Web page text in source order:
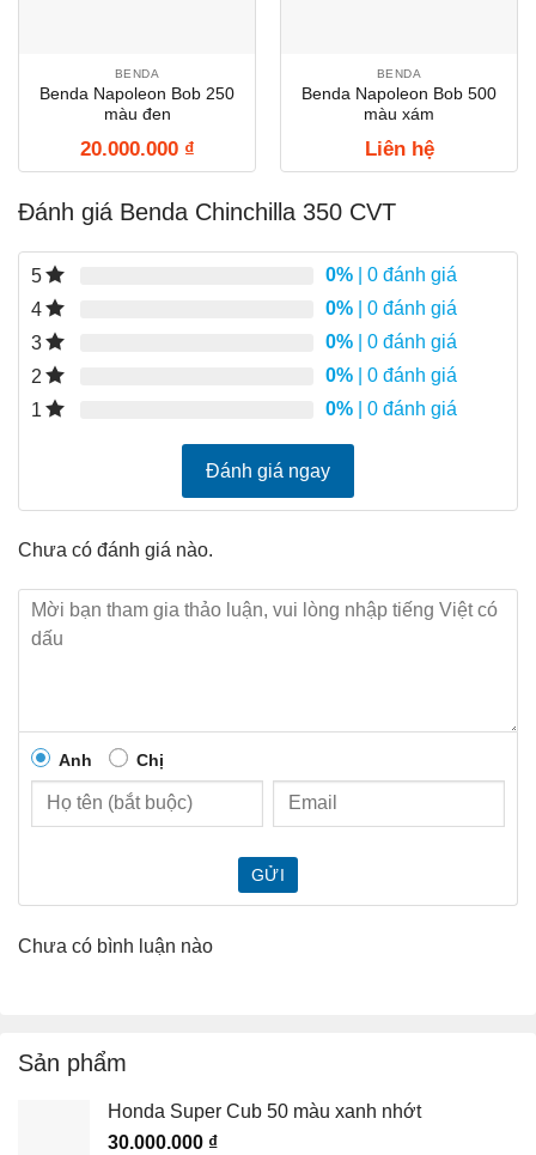
BENDA
Benda Napoleon Bob 250
màu đen
20.000.000 ₫
BENDA
Benda Napoleon Bob 500
màu xám
Liên hệ
Đánh giá Benda Chinchilla 350 CVT
5 0% | 0 đánh giá
4
0% | 0 đánh giá
3
0% | 0 đánh giá
2
0% | 0 đánh giá
1
0% | 0 đánh giá
Đánh giá ngay
Chưa có đánh giá nào.
Anh Chị
GỬI
Chưa có bình luận nào
Sản phẩm
Honda Super Cub 50 màu xanh nhớt
30.000.000 ₫